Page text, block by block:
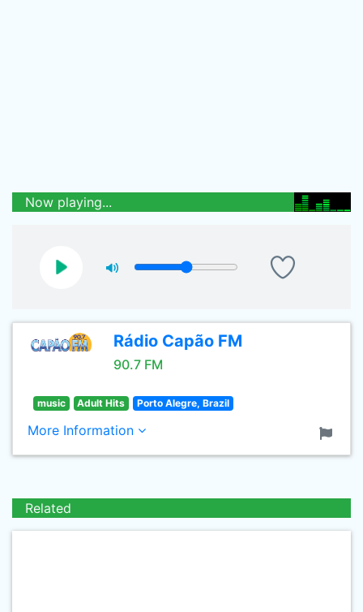
Now playing...
Rádio Capão FM
90.7 FM
music Adult Hits Porto Alegre, Brazil
More Information
Related